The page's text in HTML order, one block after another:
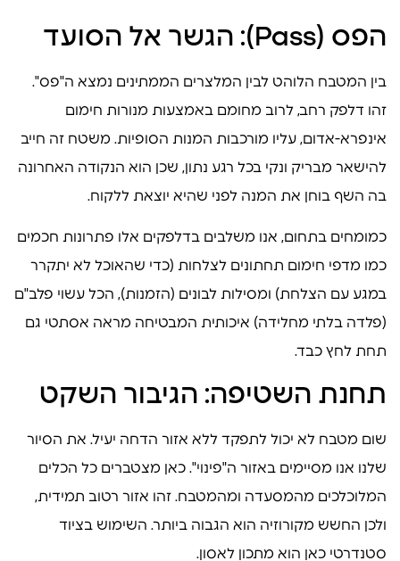
הפס (Pass): הגשר אל הסועד
בין המטבח הלוהט לבין המלצרים הממתינים נמצא ה"פס".
זהו דלפק רחב, לרוב מחומם באמצעות מנורות חימום
אינפרא-אדום, עליו מורכבות המנות הסופיות. משטח זה חייב
להישאר מבריק ונקי בכל רגע נתון, שכן הוא הנקודה האחרונה
בה השף בוחן את המנה לפני שהיא יוצאת ללקוח.
כמומחים בתחום, אנו משלבים בדלפקים אלו פתרונות חכמים
כמו מדפי חימום תחתונים לצלחות (כדי שהאוכל לא יתקרר
במגע עם הצלחת) ומסילות לבונים (הזמנות), הכל עשוי פלב"ם
(פלדה בלתי מחלידה) איכותית המבטיחה מראה אסתטי גם
תחת לחץ כבד.
תחנת השטיפה: הגיבור השקט
שום מטבח לא יכול לתפקד ללא אזור הדחה יעיל. את הסיור
שלנו אנו מסיימים באזור ה"פינוי". כאן מצטברים כל הכלים
המלוכלכים מהמסעדה ומהמטבח. זהו אזור רטוב תמידית,
ולכן החשש מקורוזיה הוא הגבוה ביותר. השימוש בציוד
סטנדרטי כאן הוא מתכון לאסון.